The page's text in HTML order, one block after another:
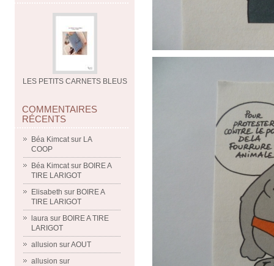
LES PETITS CARNETS BLEUS
COMMENTAIRES
RÉCENTS
Béa Kimcatsur LA
COOP
Béa Kimcatsur BOIRE A
TIRE LARIGOT
Elisabeth sur BOIRE A
TIRE LARIGOT
laura sur BOIRE A TIRE
LARIGOT
allusion surAOUT
allusion sur